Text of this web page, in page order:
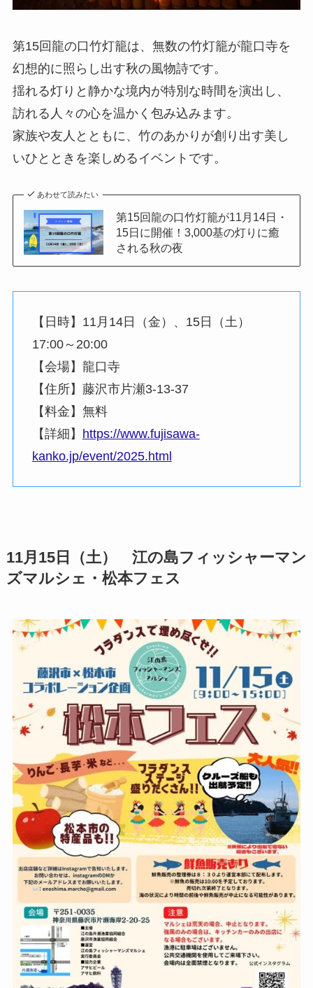
第15回龍の口竹灯籠は、無数の竹灯籠が龍口寺を
幻想的に照らし出す秋の風物詩です。
揺れる灯りと静かな境内が特別な時間を演出し、
訪れる人々の心を温かく包み込みます。
家族や友人とともに、竹のあかりが創り出す美し
いひとときを楽しめるイベントです。
あわせて読みたい
第15回龍の口竹灯籠が11月14日・
15日に開催！3,000基の灯りに癒
される秋の夜
【日時】11月14日（金）、15日（土）
17:00～20:00
【会場】龍口寺
【住所】藤沢市片瀬3-13-37
【料金】無料
【詳細】
https://www.fujisawa-
kanko.jp/event/2025.html
11月15日（土） 江の島フィッシャーマン
ズマルシェ・松本フェス